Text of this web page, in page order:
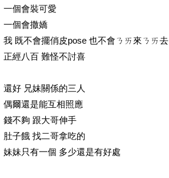
一個會裝可愛
一個會撒嬌
我 既不會擺俏皮pose 也不會ㄋㄞ來ㄋㄞ去
正經八百 難怪不討喜
還好 兄妹關係的三人
偶爾還是能互相照應
錢不夠 跟大哥伸手
肚子餓 找二哥拿吃的
妹妹只有一個 多少還是有好處